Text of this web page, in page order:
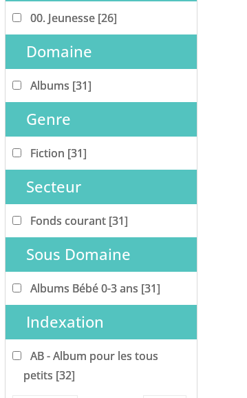
00. Jeunesse
00. Jeunesse [26]
Domaine
AlbumsAlbums [31]
Genre
FictionFiction [31]
Secteur
Fonds courant
Fonds courant [31]
Sous Domaine
Albums Bébé 0-3 ans
Albums Bébé 0-3 ans [31]
Indexation
AB - Album pour les tous petits
AB - Album pour les tous
petits [32]